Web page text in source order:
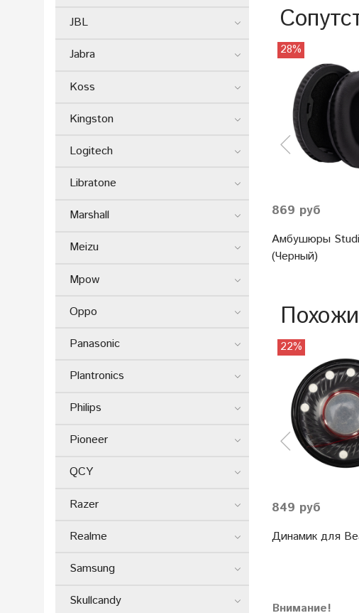
28%
869 руб
Амбушюры
(Черный)
22%
849 руб
Динамик для
Внимание!
JBL
Jabra
Koss
Kingston
Logitech
Libratone
Marshall
Meizu
Mpow
Oppo
Panasonic
Plantronics
Philips
Pioneer
QCY
Razer
Realme
Samsung
Skullcandy